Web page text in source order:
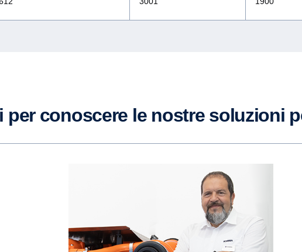
per conoscere le nostre soluzioni